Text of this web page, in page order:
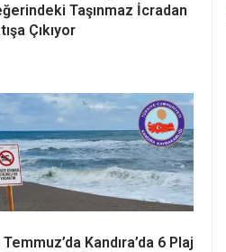
Taşınmaz İcradan
Çıkıyor
Temmuz’da Kandıra’da 6 Plaj